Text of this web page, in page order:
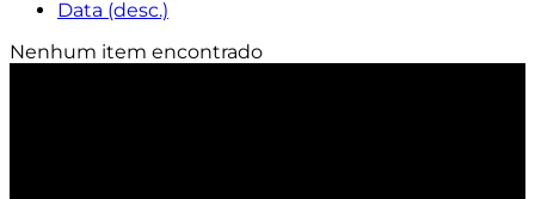
Data (desc.)
Nenhum item encontrado